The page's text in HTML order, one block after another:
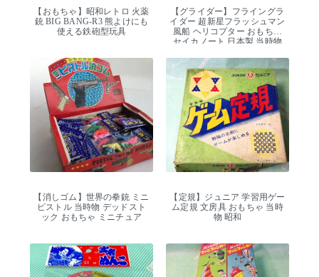
【おもちゃ】昭和レトロ 火薬
銃 BIG BANG-R3 熊よけにも
使える鉄砲型玩具
【グライダー】フライングラ
イダー 超新星フラッシュマン
風船 ヘリコプター おもちゃ
セイカノート 日本製 当時物
【消しゴム】世界の拳銃 ミニ
ピストル 当時物 デッドスト
ック おもちゃ ミニチュア
【定規】ジュニア 学習用ゲー
ム定規 文房具 おもちゃ 当時
物 昭和